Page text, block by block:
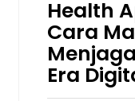
Health
Cara
Era